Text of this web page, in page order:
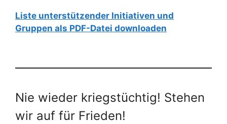
Liste unterstützender Initiativen und
Gruppen als PDF-Datei downloaden
Nie wieder kriegstüchtig! Stehen
wir auf für Frieden!